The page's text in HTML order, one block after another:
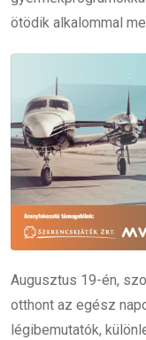
ötödik alkalommal
Augusztus 19-én,
otthont az egész
légibemutatók,